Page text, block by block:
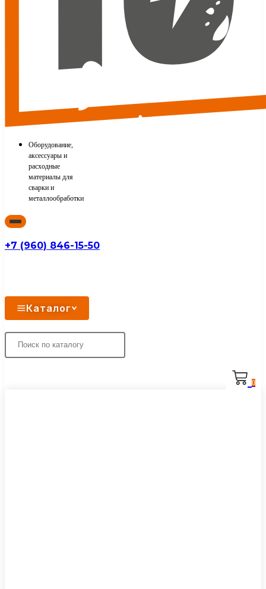
Оборудование,
аксессуары и
расходные
материалы для
сварки и
металлообработки
+7 (960) 846-15-50
Каталог
0